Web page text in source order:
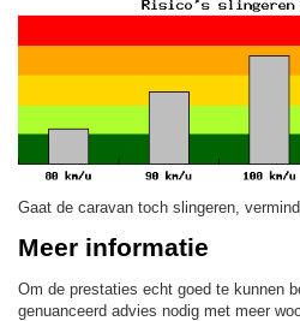
Gaat de caravan toch slingeren,
Meer informatie
Om de prestaties echt goed te kunnen
genuanceerd advies nodig met meer